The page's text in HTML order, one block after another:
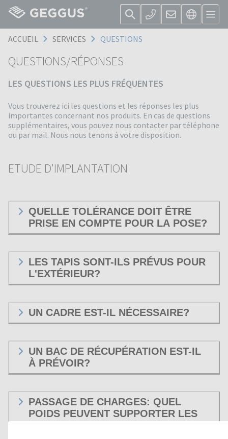
ACCUEIL SERVICES QUESTIONS
QUESTIONS/RÉPONSES
LES QUESTIONS LES PLUS FRÉQUENTES
Vous trouverez ici les questions et les réponses les plus
importantes concernant nos produits. En cas de questions
supplémentaires, vous pouvez nous contacter par téléphone
ou par mail. Nous nous tenons à votre disposition.
ETUDE D'IMPLANTATION
QUELLE TOLÉRANCE DOIT ÊTRE
PRISE EN COMPTE POUR LA POSE?
LES TAPIS SONT-ILS PRÉVUS POUR
L'EXTÉRIEUR?
UN CADRE EST-IL NÉCESSAIRE?
UN BAC DE RÉCUPÉRATION EST-IL
À PRÉVOIR?
PASSAGE DE CHARGES: QUEL
POIDS PEUVENT SUPPORTER LES